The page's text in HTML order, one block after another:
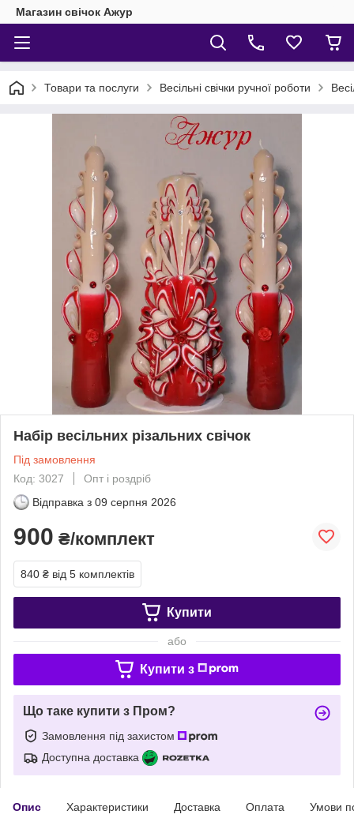
Магазин свічок Ажур
Товари та послуги Весільні свічки ручної роботи
Набір весільних різальних свічок
Під замовлення
Код: 3027
Опт і роздріб
Відправка з 09 серпня 2026
900 ₴/комплект
840 ₴ від 5 комплектів
Купити
або
Купити з
Що таке купити з Пром?
Замовлення під захистом
Доступна доставка
Опис Характеристики Доставка Оплата Умови